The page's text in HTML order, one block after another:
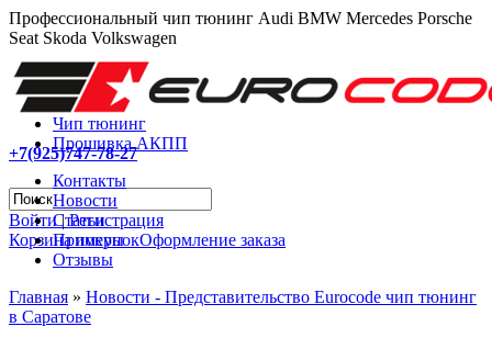
Профессиональный чип тюнинг Audi BMW Mercedes Porsche
Seat Skoda Volkswagen
+7(925)747-78-27
Войти|Регистрация
Корзина покупокОформление заказа
Чип тюнинг
Прошивка АКПП
Контакты
Новости
Статьи
Примеры
Отзывы
Главная » Новости - Представительство Eurocode чип тюнинг
в Cаратове